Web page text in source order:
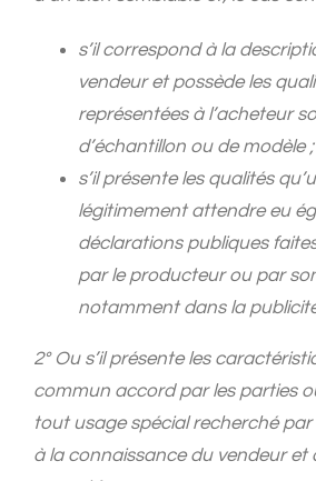
s’il correspond à la
vendeur et possède les
représentées à l’acheteur
d’échantillon ou de modèle ;
s’il présente les qualités
légitimement attendre eu
déclarations publiques
par le producteur ou par
notamment dans la
2° Ou s’il présente les
commun accord par les parties
tout usage spécial recherché par
à la connaissance du vendeur et